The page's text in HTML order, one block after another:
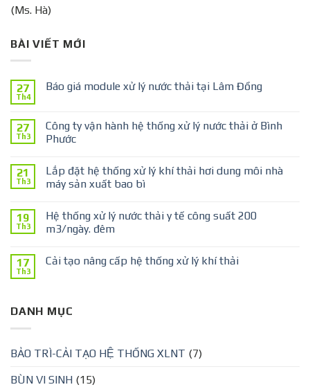
(Ms. Hà)
BÀI VIẾT MỚI
27
Th4
Báo giá module xử lý nước thải tại Lâm Đồng
27
Th3
Công ty vận hành hệ thống xử lý nước thải ở Bình
Phước
21
Th3
Lắp đặt hệ thống xử lý khí thải hơi dung môi nhà
máy sản xuất bao bì
19
Th3
Hệ thống xử lý nước thải y tế công suất 200
m3/ngày. đêm
17
Th3
Cải tạo nâng cấp hệ thống xử lý khí thải
DANH MỤC
BẢO TRÌ-CẢI TẠO HỆ THỐNG XLNT (7)
BÙN VI SINH (15)